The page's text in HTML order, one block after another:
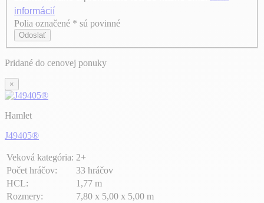
informácií
Axeptio consent
Polia označené * sú povinné
Odoslať
Pridané do cenovej ponuky
×
Hamlet
J49405®
Veková kategória: 2+
Počet hráčov:
33 hráčov
HCL:
1,77 m
Rozmery:
7,80 x 5,00 x 5,00 m